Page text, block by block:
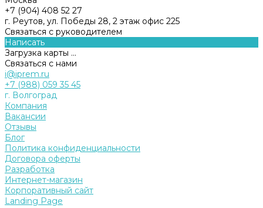
+7 (904) 408 52 27
г. Реутов, ул. Победы 28, 2 этаж офис 225
Связаться с руководителем
Написать
Загрузка карты ...
Связаться с нами
i@iprem.ru
+7 (988) 059 35 45
г. Волгоград
Компания
Вакансии
Отзывы
Блог
Политика конфиденциальности
Договора оферты
Разработка
Интернет-магазин
Корпоративный сайт
Landing Page